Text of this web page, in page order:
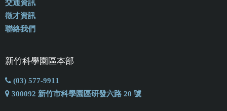
交通資訊
徵才資訊
聯絡我們
新竹科學園區本部
(03) 577-9911
300092 新竹市科學園區研發六路 20 號